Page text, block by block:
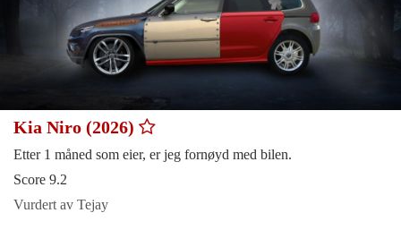
Kia Niro (2026)
Etter 1 måned som eier, er jeg fornøyd med bilen.
Score 9.2
Vurdert av Tejay